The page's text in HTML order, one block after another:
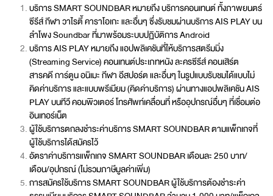
บริการ SMART SOUNDBAR หมายถึง บริการคอนเทนต์ ทั้งภาพยนตร์
ซีรีส์ กีฬา วาไรตี้ คาราโอเกะ และอื่นๆ ซึ่งรับชมผ่านบริการ AIS PLAY บน
ลำโพง Soundbar ที่มาพร้อมระบบปฏิบัติการ Android
บริการ AIS PLAY หมายถึง แอปพลิเคชันที่ให้บริการสตรีมมิ่ง
(Streaming Service) คอนเทนต์ประเภทหนัง ละครซีรีส์ คอนเสิร์ต
สารคดี การ์ตูน อนิเมะ กีฬา อีสปอร์ต และอื่นๆ ในรูปแบบรับชมได้แบบไม่
คิดค่าบริการ และแบบพรีเมียม (คิดค่าบริการ) ผ่านทางแอปพลิเคชัน AIS
PLAY บนทีวี คอมพิวเตอร์ โทรศัพท์เคลื่อนที่ หรืออุปกรณ์อื่นๆ ที่เชื่อมต่อ
อินเทอร์เน็ต
ผู้ใช้บริการตกลงชำระค่าบริการ SMART SOUNDBAR ตามแพ็กเกจที่
ผู้ใช้บริการได้สมัครไว้
อัตราค่าบริการแพ็กเกจ SMART SOUNDBAR เดือนละ 250 บาท/
เดือน/อุปกรณ์ (ไม่รวมภาษีมูลค่าเพิ่ม)
การสมัครใช้บริการ SMART SOUNDBAR ผู้ใช้บริการต้องชำระค่า